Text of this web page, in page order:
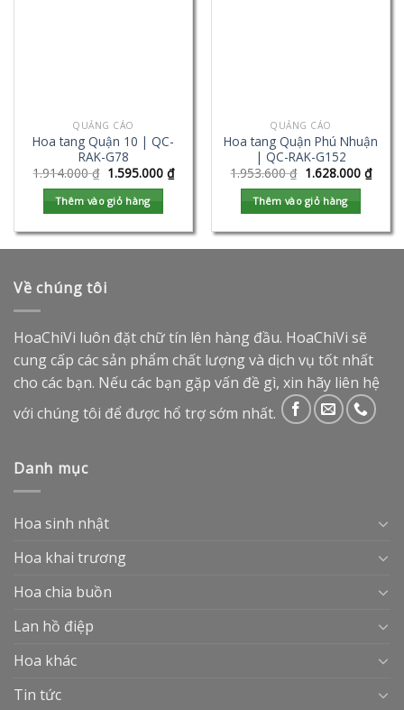
QUẢNG CÁO
Hoa tang Quận 10 | QC-
RAK-G78
1.914.000₫ 1.595.000 ₫
Thêm vào giỏ hàng
QUẢNG CÁO
Hoa tang Quận Phú Nhuận
| QC-RAK-G152
1.953.600₫ 1.628.000 ₫
Thêm vào giỏ hàng
Về chúng tôi
HoaChiVi luôn đặt chữ tín lên hàng đầu. HoaChiVi sẽ
cung cấp các sản phẩm chất lượng và dịch vụ tốt nhất
cho các bạn. Nếu các bạn gặp vấn đề gì, xin hãy liên hệ
với chúng tôi để được hổ trợ sớm nhất.
Danh mục
Hoa sinh nhật
Hoa khai trương
Hoa chia buồn
Lan hồ điệp
Hoa khác
Tin tức